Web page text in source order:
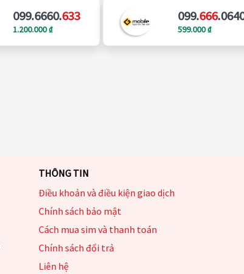
099.6660.633
1.200.000 ₫
099.666
599.000 ₫
THÔNG TIN
Điều khoản và điều kiện giao dịch
Chính sách bảo mật
Cách mua sim và thanh toán
Chính sách đổi trả
Liên hệ